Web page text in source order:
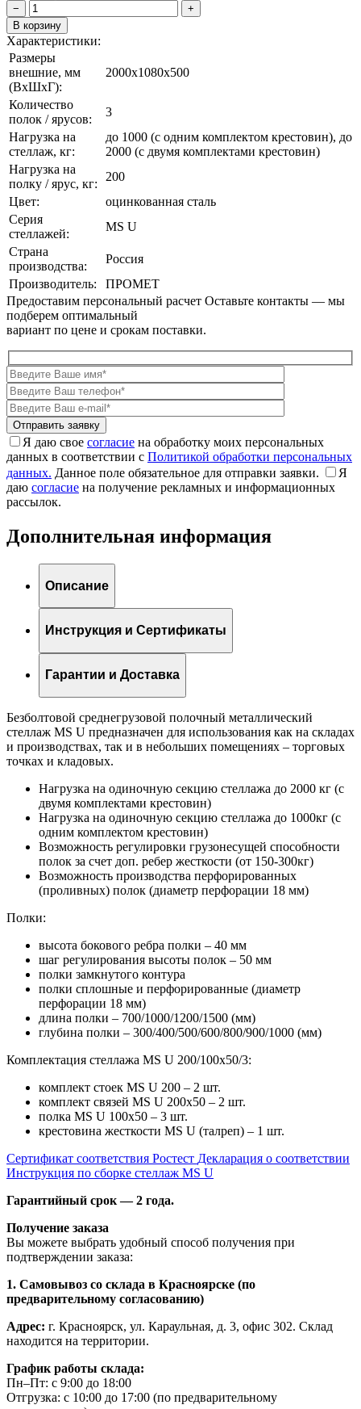
−
+
В корзину
Характеристики:
Размеры
внешние, мм
(ВxШxГ):
2000x1080x500
Количество
полок / ярусов:
3
Нагрузка на
стеллаж, кг:
до 1000 (с одним комплектом крестовин), до
2000 (с двумя комплектами крестовин)
Нагрузка на
полку / ярус, кг:
200
Цвет:
оцинкованная сталь
Серия
стеллажей:
MS U
Страна
производства:
Россия
Производитель:
ПРОМЕТ
Предоставим персональный расчет Оставьте контакты — мы
подберем оптимальный
вариант по цене и срокам поставки.
Я даю свое согласие на обработку моих персональных
данных в соответствии с Политикой обработки персональных
данных. Данное поле обязательное для отправки заявки.
Я
даю согласие на получение рекламных и информационных
рассылок.
Дополнительная информация
Описание
Инструкция и Сертификаты
Гарантии и Доставка
Безболтовой среднегрузовой полочный металлический
стеллаж MS U предназначен для использования как на складах
и производствах, так и в небольших помещениях – торговых
точках и кладовых.
Нагрузка на одиночную секцию стеллажа до 2000 кг (с
двумя комплектами крестовин)
Нагрузка на одиночную секцию стеллажа до 1000кг (с
одним комплектом крестовин)
Возможность регулировки грузонесущей способности
полок за счет доп. ребер жесткости (от 150-300кг)
Возможность производства перфорированных
(проливных) полок (диаметр перфорации 18 мм)
Полки:
высота бокового ребра полки – 40 мм
шаг регулирования высоты полок – 50 мм
полки замкнутого контура
полки сплошные и перфорированные (диаметр
перфорации 18 мм)
длина полки – 700/1000/1200/1500 (мм)
глубина полки – 300/400/500/600/800/900/1000 (мм)
Комплектация стеллажа MS U 200/100x50/3:
комплект стоек MS U 200 – 2 шт.
комплект связей MS U 200x50 – 2 шт.
полка MS U 100х50 – 3 шт.
крестовина жесткости MS U (талреп) – 1 шт.
Сертификат соответствия Ростест Декларация о соответствии
Инструкция по сборке стеллаж MS U
Гарантийный срок — 2 года.
Получение заказа
Вы можете выбрать удобный способ получения при
подтверждении заказа:
1. Самовывоз со склада в Красноярске (по
предварительному согласованию)
Адрес: г. Красноярск, ул. Караульная, д. 3, офис 302. Склад
находится на территории.
График работы склада:
Пн–Пт: с 9:00 до 18:00
Отгрузка: с 10:00 до 17:00 (по предварительному